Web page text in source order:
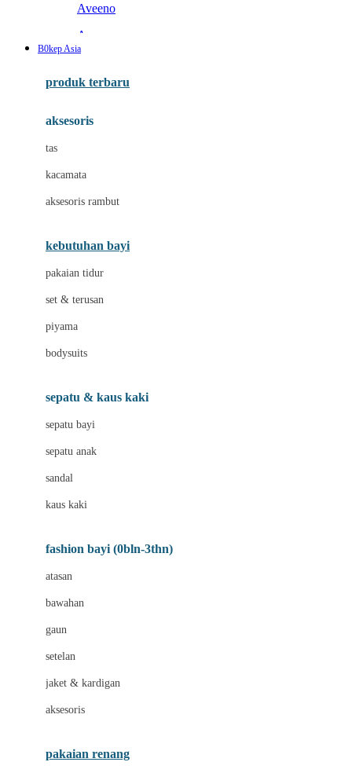
Aveeno
Awan
Baabaasheepz
Baby Dove
Baby Jogger
Beauty Barn
Bio Oil
Biolane
Bizzi Growin
Blooming Marvellous
Bravado
Buds Organics
Bugaboo
B0kep Asia
produk terbaru
aksesoris
tas
kacamata
aksesoris rambut
kebutuhan bayi
pakaian tidur
set & terusan
piyama
bodysuits
sepatu & kaus kaki
sepatu bayi
sepatu anak
sandal
kaus kaki
fashion bayi (0bln-3thn)
atasan
bawahan
gaun
setelan
jaket & kardigan
aksesoris
pakaian renang